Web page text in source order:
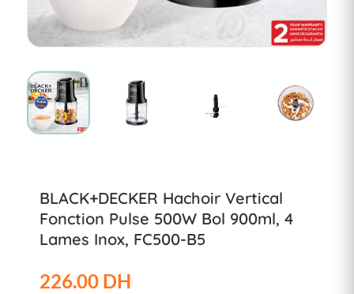
BLACK+DECKER Hachoir Vertical
Fonction Pulse 500W Bol 900ml, 4
Lames Inox, FC500-B5
226.00 DH